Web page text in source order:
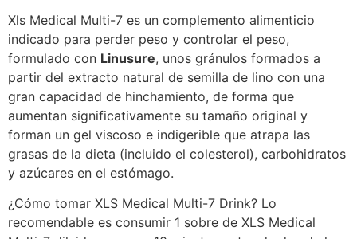
Xls Medical Multi-7 es un complemento alimenticio
indicado para perder peso y controlar el peso,
formulado con Linusure, unos gránulos formados a
partir del extracto natural de semilla de lino con una
gran capacidad de hinchamiento, de forma que
aumentan significativamente su tamaño original y
forman un gel viscoso e indigerible que atrapa las
grasas de la dieta (incluido el colesterol), carbohidratos
y azúcares en el estómago.
¿Cómo tomar XLS Medical Multi-7 Drink? Lo
recomendable es consumir 1 sobre de XLS Medical